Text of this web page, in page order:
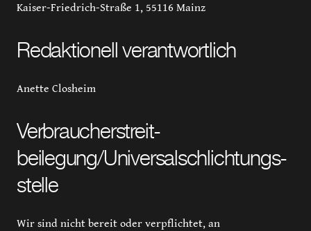
Kaiser-Friedrich-Straße 1, 55116 Mainz
Redaktionell verantwortlich
Anette Closheim
Verbraucher­streit­
beilegung/Universal­schlichtungs­
stelle
Wir sind nicht bereit oder verpflichtet, an